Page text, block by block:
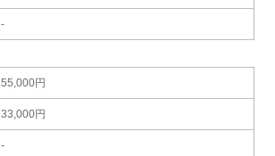
-
55,000円
33,000円
-